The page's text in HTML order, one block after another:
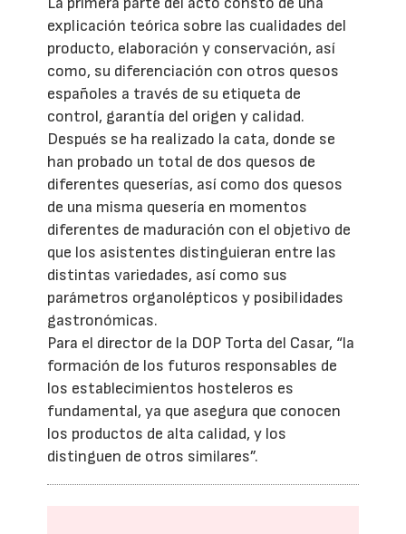
explicación teórica sobre las cualidades del
producto, elaboración y conservación, así
como, su diferenciación con otros quesos
españoles a través de su etiqueta de
control, garantía del origen y calidad.
Después se ha realizado la cata, donde se
han probado un total de dos quesos de
diferentes queserías, así como dos quesos
de una misma quesería en momentos
diferentes de maduración con el objetivo de
que los asistentes distinguieran entre las
distintas variedades, así como sus
parámetros organolépticos y posibilidades
gastronómicas.
Para el director de la DOP Torta del Casar, “la
formación de los futuros responsables de
los establecimientos hosteleros es
fundamental, ya que asegura que conocen
los productos de alta calidad, y los
distinguen de otros similares”.